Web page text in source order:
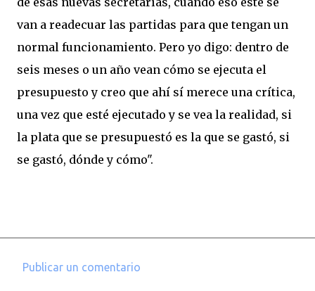
van a readecuar las partidas para que tengan un
normal funcionamiento. Pero yo digo: dentro de
seis meses o un año vean cómo se ejecuta el
presupuesto y creo que ahí sí merece una crítica,
una vez que esté ejecutado y se vea la realidad, si
la plata que se presupuestó es la que se gastó, si
se gastó, dónde y cómo".
Publicar un comentario